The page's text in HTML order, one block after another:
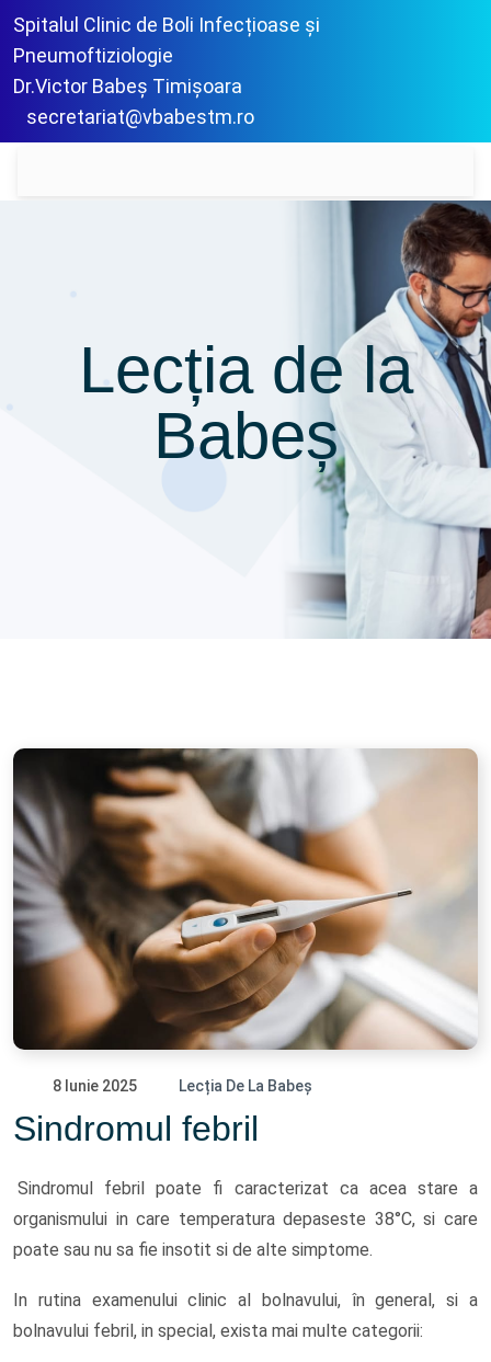
Spitalul Clinic de Boli Infecțioase și
Pneumoftiziologie
Dr.Victor Babeș Timișoara
secretariat@vbabestm.ro
Lecția de la
Babeș
8 Iunie 2025 Lecția De La Babeș
Sindromul febril
Sindromul febril poate fi caracterizat ca acea stare a
organismului in care temperatura depaseste 38°C, si care
poate sau nu sa fie insotit si de alte simptome.
In rutina examenului clinic al bolnavului, în general, si a
bolnavului febril, in special, exista mai multe categorii: